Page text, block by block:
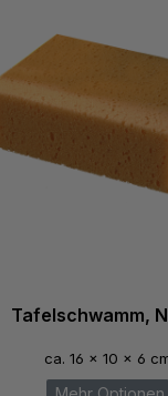
Tafelschwamm,
ca. 16 x 10 x 6